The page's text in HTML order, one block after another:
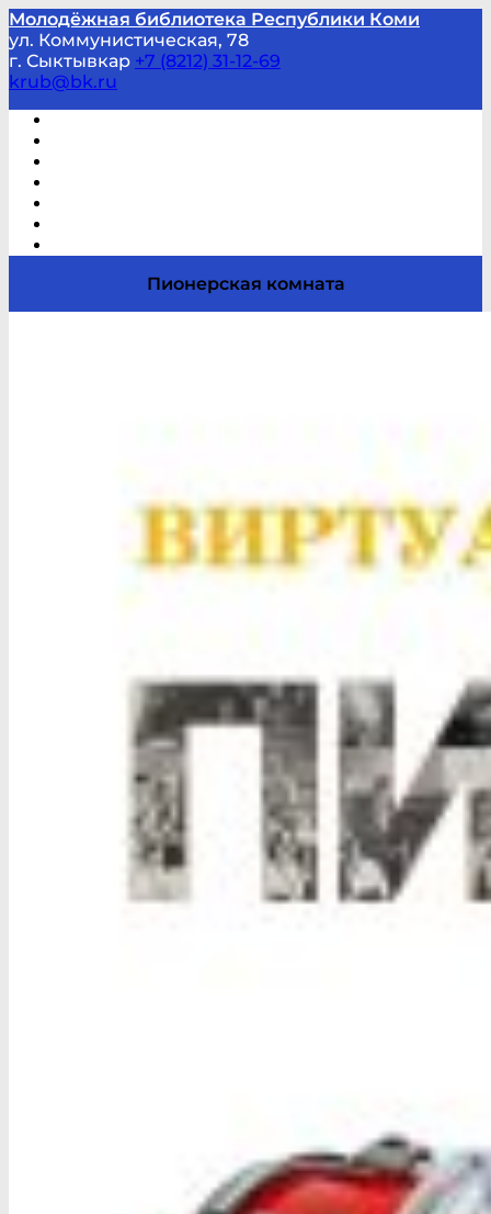
Молодёжная библиотека Республики Коми
ул. Коммунистическая, 78
г. Сыктывкар +7 (8212) 31-12-69
krub@bk.ru
Пионерская комната